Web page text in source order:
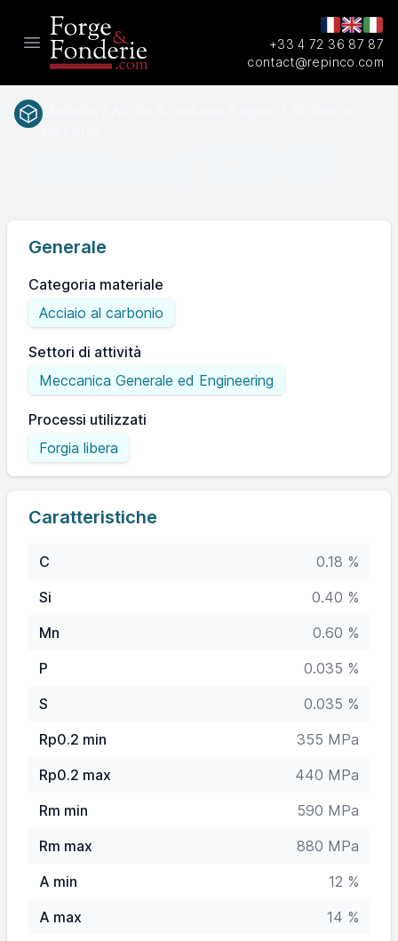
Open main menu
+33 4 72 36 87 87
contact@repinco.com
Generale
Categoria materiale
Acciaio al carbonio
Settori di attività
Meccanica Generale ed Engineering
Processi utilizzati
Forgia libera
Caratteristiche
C
0.18 %
Si
0.40 %
Mn
0.60 %
P
0.035 %
S
0.035 %
Rp0.2 min
355 MPa
Rp0.2 max
440 MPa
Rm min
590 MPa
Rm max
880 MPa
A min
12 %
A max
14 %